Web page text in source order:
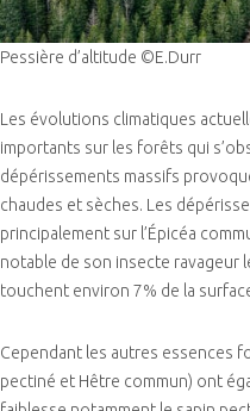
Pessière d’altitude ©E.Durr
Les évolutions climatiques
importants sur les forêts qui
dépérissements massifs
chaudes et sèches. Les
principalement sur l’Épicéa
notable de son insecte ravageur
touchent environ 7% de la
Cependant les autres essences
pectiné et Hêtre commun) ont